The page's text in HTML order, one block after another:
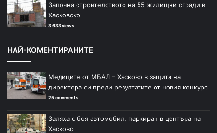
Започна строителството на 55 жилищни сгради в
Хасковско
3 633 views
НАЙ-КОМЕНТИРАНИТЕ
Медиците от МБАЛ – Хасково в защита на
директора си преди резултатите от новия конкурс
25 comments
Заляха с боя автомобил, паркиран в центъра на
Хасково